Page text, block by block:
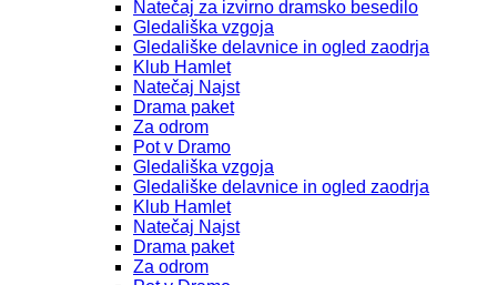
Natečaj za izvirno dramsko besedilo
Gledališka vzgoja
Gledališke delavnice in ogled zaodrja
Klub Hamlet
Natečaj Najst
Drama paket
Za odrom
Pot v Dramo
Gledališka vzgoja
Gledališke delavnice in ogled zaodrja
Klub Hamlet
Natečaj Najst
Drama paket
Za odrom